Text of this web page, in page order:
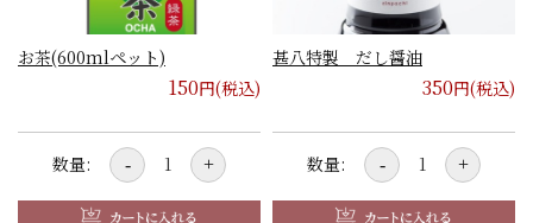
お茶(600mlペット)
150円(税込)
数量: - +
甚八特製 だし醤油
350円(税込)
数量: - +